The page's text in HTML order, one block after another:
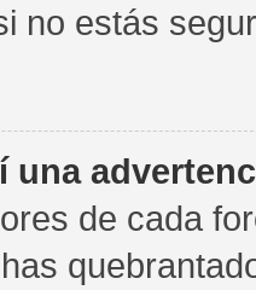
no estás
una
de cada